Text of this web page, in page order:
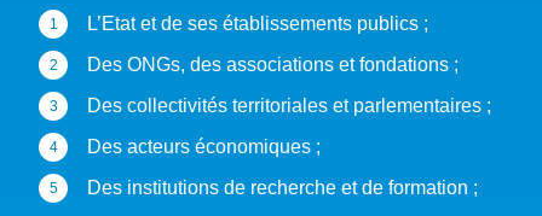
CRISE UKRAINIENNE 2022
AUTRES EXPERTISES
COP16 BIODIVERSITÉ – CALI 2024
COP28 CLIMAT – DUBAÏ 2023
CONFÉRENCE ONU SUR L’EAU – NEW YORK 2023
TOUS LES ÉVÉNEMENTS
L’Etat et de ses établissements publics ;
Des ONGs, des associations et fondations ;
Des collectivités territoriales et parlementaires ;
Des acteurs économiques ;
Des institutions de recherche et de formation ;